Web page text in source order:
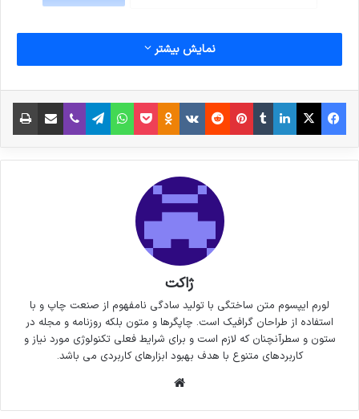
نمایش بیشتر
فیس بوک X لینکدین
‫تامبلر‫پین‌ترست
‫رددیت‫VKontakte
‫Odnoklassniki
پاکتواتس آپ تلگراموایبر اشتراک گذاری از طریق ایمیل
ژاکت
لورم ایپسوم متن ساختگی با تولید سادگی نامفهوم از صنعت چاپ و با
استفاده از طراحان گرافیک است. چاپگرها و متون بلکه روزنامه و مجله در
ستون و سطرآنچنان که لازم است و برای شرایط فعلی تکنولوژی مورد نیاز و
کاربردهای متنوع با هدف بهبود ابزارهای کاربردی می باشد.